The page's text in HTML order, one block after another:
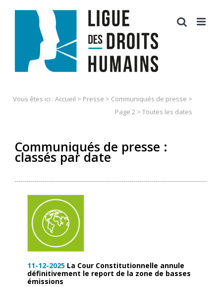
Vous êtes ici : Accueil > Presse > Communiqués de presse >
Page 2 > Toutes les dates
Communiqués de presse :
classés par date
11-12-2025 La Cour Constitutionnelle annule
définitivement le report de la zone de basses
émissions